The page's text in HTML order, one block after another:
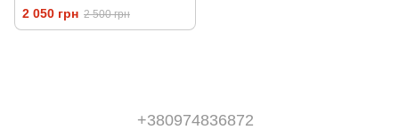
Шапочка" 880 деталей
2 050 грн 2 500 грн
+380974836872